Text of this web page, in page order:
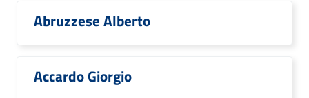
Abruzzese Alberto
Accardo Giorgio